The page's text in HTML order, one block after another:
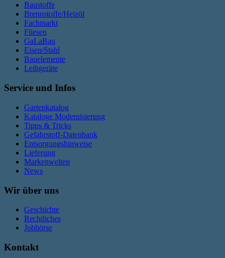
Baustoffe
Brennstoffe/Heizöl
Fachmarkt
Fliesen
GaLaBau
Eisen/Stahl
Bauelemente
Leihgeräte
Service und Infos
Gartenkatalog
Kataloge Modernisierung
Tipps & Tricks
Gefahrstoff-Datenbank
Entsorgungshinweise
Lieferung
Markenwelten
News
Wir über uns
Geschichte
Rechtliches
Jobbörse
Kontakt